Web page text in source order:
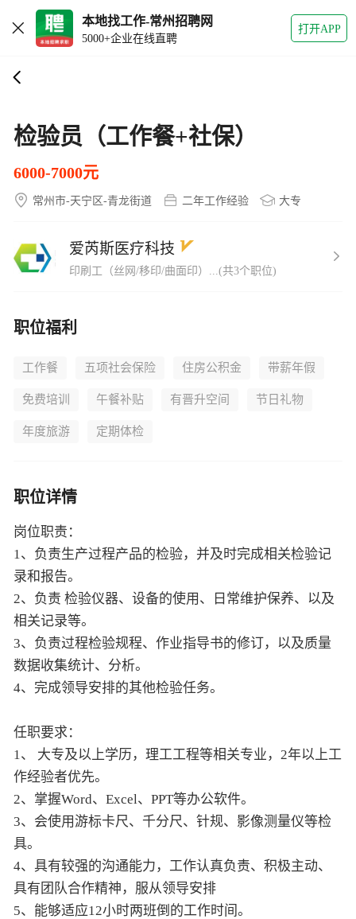
本地找工作-常州招聘网
5000+企业在线直聘
打开APP
检验员（工作餐+社保）
6000-7000元
常州市-天宁区-青龙街道 二年工作经验 大专
爱芮斯医疗科技
印刷工（丝网/移印/曲面印）...(共3个职位)
职位福利
工作餐 五项社会保险 住房公积金 带薪年假
免费培训 午餐补贴 有晋升空间 节日礼物
年度旅游 定期体检
职位详情
岗位职责：
1、负责生产过程产品的检验，并及时完成相关检验记
录和报告。
2、负责 检验仪器、设备的使用、日常维护保养、以及
相关记录等。
3、负责过程检验规程、作业指导书的修订，以及质量
数据收集统计、分析。
4、完成领导安排的其他检验任务。
任职要求：
1、 大专及以上学历，理工工程等相关专业，2年以上工
作经验者优先。
2、掌握Word、Excel、PPT等办公软件。
3、会使用游标卡尺、千分尺、针规、影像测量仪等检
具。
4、具有较强的沟通能力，工作认真负责、积极主动、
具有团队合作精神，服从领导安排
5、能够适应12小时两班倒的工作时间。